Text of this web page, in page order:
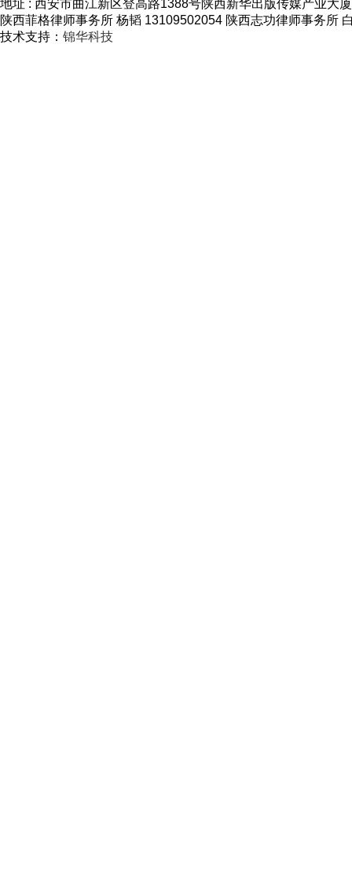
地址 : 西安市曲江新区登高路1388号陕西新华出版传媒产业大
陕西菲格律师事务所 杨韬 13109502054 陕西志功律师事务所
技术支持： 锦华科技